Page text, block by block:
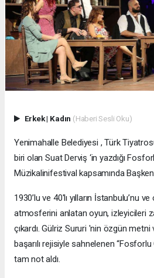
Erkek| Kadın (Haberi Sesli Oku)
Yenimahalle Belediyesi , Türk
biri olan Suat Derviş ‘in yazdığı
Müzikalinifestival kapsamında
1930’lu ve 40'lı yılların İstanbulu’nu
atmosferini anlatan oyun, izleyicileri
çıkardı. Gülriz Sururi 'nin özgün metni
başarılı rejisiyle sahnelenen
tam not aldı.